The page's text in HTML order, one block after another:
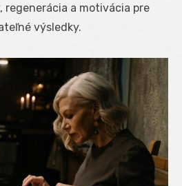
regenerácia a motivácia pre
výsledky.